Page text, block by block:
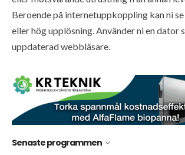
Beroende på internetuppkoppling kan ni
eller hög upplösning. Använder ni en dator
uppdaterad webbläsare.
Senaste programmen